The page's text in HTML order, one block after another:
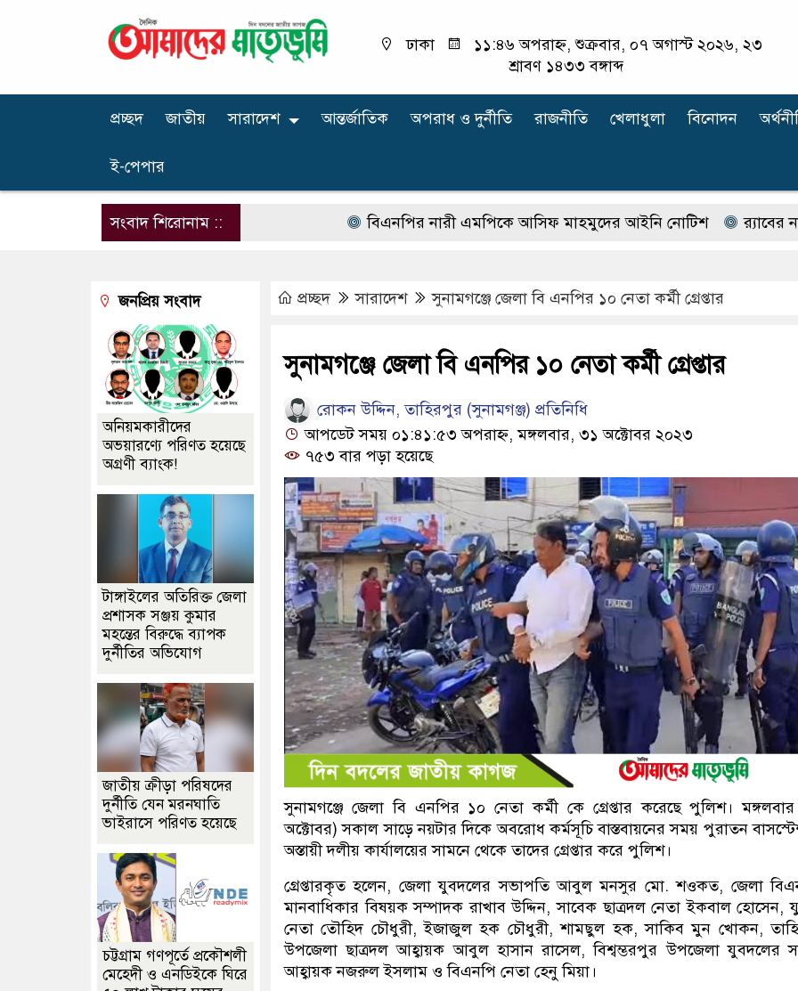
ঢাকা
১১:৪৬ অপরাহ্ন, শুক্রবার, ০৭ অগাস্ট ২০২৬, ২৩
শ্রাবণ ১৪৩৩ বঙ্গাব্দ
প্রচ্ছদ জাতীয় সারাদেশ আন্তর্জাতিক অপরাধ ‍ও দুর্নীতি রাজনীতি খেলাধুলা বিনোদন
ই-পেপার
সংবাদ শিরোনাম :: বিএনপির নারী এমপিকে আসিফ মাহমুদের আইনি নোটিশ র‍্যাবের নাম
প্রচ্ছদ সারাদেশ সুনামগঞ্জে জেলা বি এনপির ১০ নেতা কর্মী গ্রেপ্তার
সুনামগঞ্জে জেলা বি এনপির ১০ নেতা কর্মী গ্রেপ্তার
রোকন উদ্দিন, তাহিরপুর (সুনামগঞ্জ) প্রতিনিধি
আপডেট সময় ০১:৪১:৫৩ অপরাহ্ন, মঙ্গলবার, ৩১ অক্টোবর ২০২৩
৭৫৩ বার পড়া হয়েছে
সুনামগঞ্জে জেলা বি এনপির ১০ নেতা কর্মী কে গ্রেপ্তার করেছে পুলিশ।
অক্টোবর) সকাল সাড়ে নয়টার দিকে অবরোধ কর্মসূচি বাস্তবায়নের সময় পুরাতন
অস্তায়ী দলীয় কার্যালয়ের সামনে থেকে তাদের গ্রেপ্তার করে পুলিশ।
গ্রেপ্তারকৃত হলেন, জেলা যুবদলের সভাপতি আবুল মনসুর মো. শওকত, জেলা
মানবাধিকার বিষয়ক সম্পাদক রাখাব উদ্দিন, সাবেক ছাত্রদল নেতা ইকবাল হোসেন,
নেতা তৌহিদ চৌধুরী, ইজাজুল হক চৌধুরী, শামছুল হক, সাকিব মুন খোকন,
উপজেলা ছাত্রদল আহ্বায়ক আবুল হাসান রাসেল, বিশ্বম্ভরপুর উপজেলা যুবদলের
আহ্বায়ক নজরুল ইসলাম ও বিএনপি নেতা হেনু মিয়া।
জনপ্রিয় সংবাদ
অনিয়মকারীদের
অভয়ারণ্যে পরিণত হয়েছে
অগ্রণী ব্যাংক!
টাঙ্গাইলের অতিরিক্ত জেলা
প্রশাসক সঞ্জয় কুমার
মহন্তের বিরুদ্ধে ব্যাপক
দুর্নীতির অভিযোগ
জাতীয় ক্রীড়া পরিষদের
দুর্নীতি যেন মরনঘাতি
ভাইরাসে পরিণত হয়েছে
চট্টগ্রাম গণপূর্তে প্রকৌশলী
মেহেদী ও এনডিইকে ঘিরে